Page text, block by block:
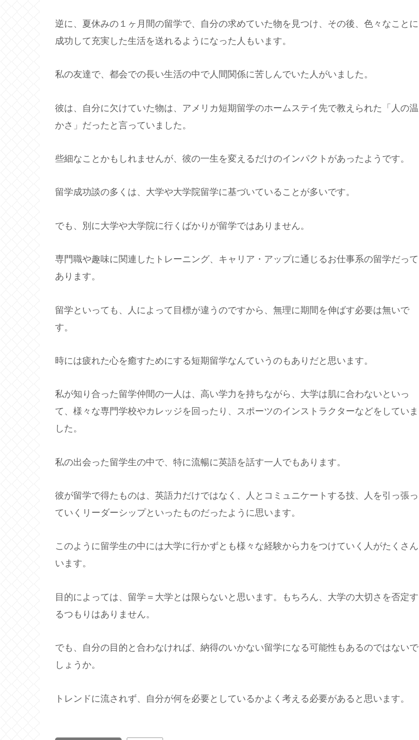
逆に、夏休みの１ヶ月間の留学で、自分の求めていた物を見つけ、その後、色々なことに
成功して充実した生活を送れるようになった人もいます。
私の友達で、都会での長い生活の中で人間関係に苦しんでいた人がいました。
彼は、自分に欠けていた物は、アメリカ短期留学のホームステイ先で教えられた「人の温
かさ」だったと言っていました。
些細なことかもしれませんが、彼の一生を変えるだけのインパクトがあったようです。
留学成功談の多くは、大学や大学院留学に基づいていることが多いです。
でも、別に大学や大学院に行くばかりが留学ではありません。
専門職や趣味に関連したトレーニング、キャリア・アップに通じるお仕事系の留学だって
あります。
留学といっても、人によって目標が違うのですから、無理に期間を伸ばす必要は無いで
す。
時には疲れた心を癒すためにする短期留学なんていうのもありだと思います。
私が知り合った留学仲間の一人は、高い学力を持ちながら、大学は肌に合わないといっ
て、様々な専門学校やカレッジを回ったり、スポーツのインストラクターなどをしていま
した。
私の出会った留学生の中で、特に流暢に英語を話す一人でもあります。
彼が留学で得たものは、英語力だけではなく、人とコミュニケートする技、人を引っ張っ
ていくリーダーシップといったものだったように思います。
このように留学生の中には大学に行かずとも様々な経験から力をつけていく人がたくさん
います。
目的によっては、留学＝大学とは限らないと思います。もちろん、大学の大切さを否定す
るつもりはありません。
でも、自分の目的と合わなければ、納得のいかない留学になる可能性もあるのではないで
しょうか。
トレンドに流されず、自分が何を必要としているかよく考える必要があると思います。